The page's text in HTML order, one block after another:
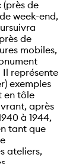
de
week-end,
de
mobiles,
Il représente
exemples
en tôle
après
à 1944,
tant que
ateliers,